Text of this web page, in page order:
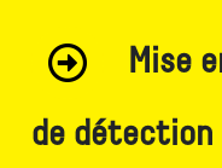
Mise
de